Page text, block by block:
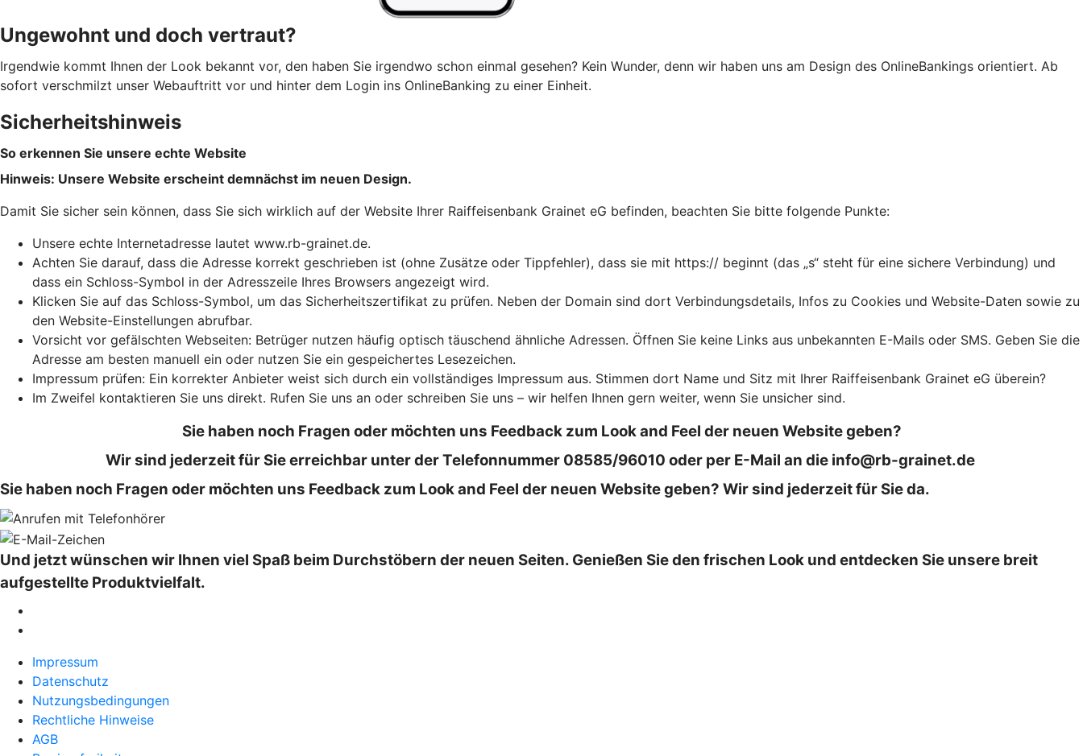
Ungewohnt und doch vertraut?
Irgendwie kommt Ihnen der Look bekannt vor, den haben Sie irgendwo schon einmal gesehen? Kein Wunder, denn wir haben uns am Design des OnlineBankings orientiert. Ab
sofort verschmilzt unser Webauftritt vor und hinter dem Login ins OnlineBanking zu einer Einheit.
Sicherheitshinweis
So erkennen Sie unsere echte Website
Hinweis: Unsere Website erscheint demnächst im neuen Design.
Damit Sie sicher sein können, dass Sie sich wirklich auf der Website Ihrer Raiffeisenbank Grainet eG befinden, beachten Sie bitte folgende Punkte:
Unsere echte Internetadresse lautet www.rb-grainet.de.
Achten Sie darauf, dass die Adresse korrekt geschrieben ist (ohne Zusätze oder Tippfehler), dass sie mit https:// beginnt (das „s“ steht für eine sichere Verbindung) und
dass ein Schloss-Symbol in der Adresszeile Ihres Browsers angezeigt wird.
Klicken Sie auf das Schloss-Symbol, um das Sicherheitszertifikat zu prüfen. Neben der Domain sind dort Verbindungsdetails, Infos zu Cookies und Website-Daten sowie zu
den Website-Einstellungen abrufbar.
Vorsicht vor gefälschten Webseiten: Betrüger nutzen häufig optisch täuschend ähnliche Adressen. Öffnen Sie keine Links aus unbekannten E-Mails oder SMS. Geben Sie die
Adresse am besten manuell ein oder nutzen Sie ein gespeichertes Lesezeichen.
Impressum prüfen: Ein korrekter Anbieter weist sich durch ein vollständiges Impressum aus. Stimmen dort Name und Sitz mit Ihrer Raiffeisenbank Grainet eG überein?
Im Zweifel kontaktieren Sie uns direkt. Rufen Sie uns an oder schreiben Sie uns – wir helfen Ihnen gern weiter, wenn Sie unsicher sind.
Sie haben noch Fragen oder möchten uns Feedback zum Look and Feel der neuen Website geben?
Wir sind jederzeit für Sie erreichbar unter der Telefonnummer 08585/96010 oder per E-Mail an die info@rb-grainet.de
Sie haben noch Fragen oder möchten uns Feedback zum Look and Feel der neuen Website geben? Wir sind jederzeit für Sie da.
Und jetzt wünschen wir Ihnen viel Spaß beim Durchstöbern der neuen Seiten. Genießen Sie den frischen Look und entdecken Sie unsere breit
aufgestellte Produktvielfalt.
Impressum
Datenschutz
Nutzungsbedingungen
Rechtliche Hinweise
AGB